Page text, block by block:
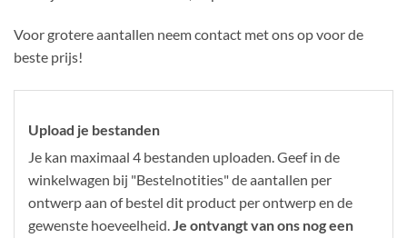
Voor grotere aantallen neem contact met ons op voor de
beste prijs!
Upload je bestanden
Je kan maximaal 4 bestanden uploaden. Geef in de
winkelwagen bij "Bestelnotities" de aantallen per
ontwerp aan of bestel dit product per ontwerp en de
gewenste hoeveelheid.Je ontvangt van ons nog een